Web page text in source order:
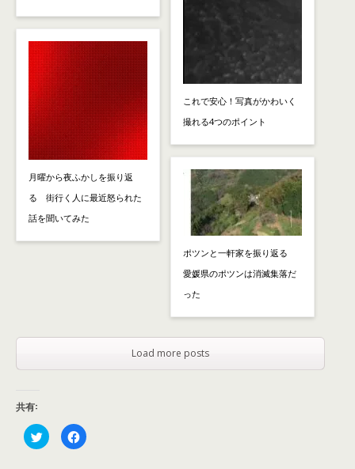
月曜から夜ふかしを振り返
る 街行く人に最近怒られた
話を聞いてみた
これで安心！写真がかわいく
撮れる4つのポイント
ポツンと一軒家を振り返る
愛媛県のポツンは消滅集落だ
った
Load more posts
共有:
ク
リ
F
a